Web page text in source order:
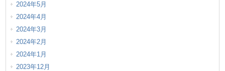
2024年5月
2024年4月
2024年3月
2024年2月
2024年1月
2023年12月